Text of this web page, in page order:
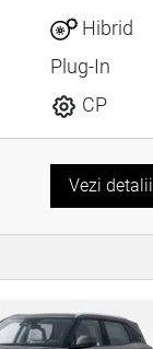
Hibrid
Plug-In
CP
Vezi detalii